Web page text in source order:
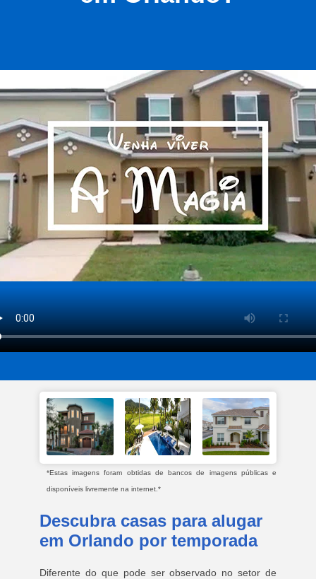
*Estas imagens foram obtidas de bancos de imagens públicas e
disponíveis livremente na internet.*
Descubra casas para alugar
em Orlando por temporada
Diferente do que pode ser observado no setor de